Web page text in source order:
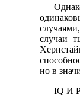
случаи
но в
IQ И